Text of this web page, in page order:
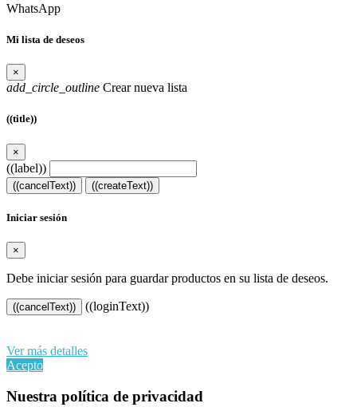
WhatsApp
Mi lista de deseos
×
add_circle_outline Crear nueva lista
((title))
×
((label))
((cancelText)) ((createText))
Iniciar sesión
×
Debe iniciar sesión para guardar productos en su lista de deseos.
((cancelText))
((loginText))
Ver más detalles
Acepto
Nuestra política de privacidad